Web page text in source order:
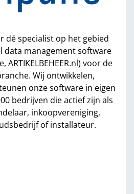
dé specialist op het gebied
data management software
ARTIKELBEHEER.nl) voor de
Wij ontwikkelen,
onze software in eigen
bedrijven die actief zijn als
inkoopvereniging,
of installateur.